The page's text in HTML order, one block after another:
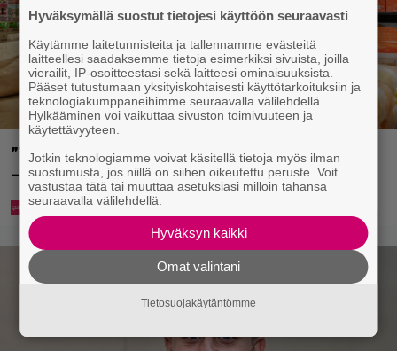
”Tavallista suurempia pakkauksia myös perheille”
– tänne aukee Suomen toinen Prisma Tukku
Hyväksymällä suostut tietojesi käyttöön seuraavasti
Käytämme laitetunnisteita ja tallennamme evästeitä
laitteellesi saadaksemme tietoja esimerkiksi sivuista, joilla
vierailit, IP-osoitteestasi sekä laitteesi ominaisuuksista.
Pääset tutustumaan yksityiskohtaisesti käyttötarkoituksiin ja
teknologiakumppaneihimme seuraavalla välilehdellä.
Hylkääminen voi vaikuttaa sivuston toimivuuteen ja
käytettävyyteen.
Jotkin teknologiamme voivat käsitellä tietoja myös ilman
suostumusta, jos niillä on siihen oikeutettu peruste. Voit
vastustaa tätä tai muuttaa asetuksiasi milloin tahansa
seuraavalla välilehdellä.
Hyväksyn kaikki
Omat valintani
Tietosuojakäytäntömme